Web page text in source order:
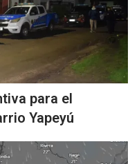
para el
Yapeyú